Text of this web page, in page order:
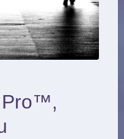
Pro™,